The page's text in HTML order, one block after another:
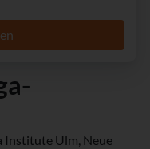
Institute Ulm, Neue